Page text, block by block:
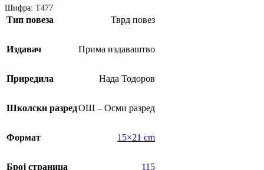
Шифра: Т477
Тип повеза Тврд повез
Издавач Прима издаваштво
Приредила Нада Тодоров
Школски разредОШ – Осми разред
Формат 15×21 cm
Број страница 115